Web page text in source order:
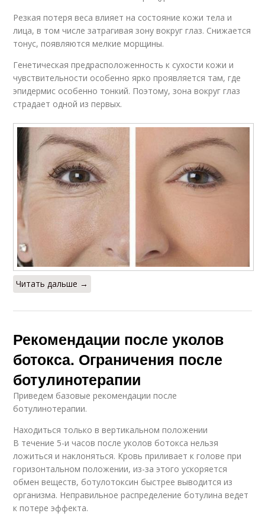
Резкая потеря веса влияет на состояние кожи тела и
лица, в том числе затрагивая зону вокруг глаз. Снижается
тонус, появляются мелкие морщины.
Генетическая предрасположенность к сухости кожи и
чувствительности особенно ярко проявляется там, где
эпидермис особенно тонкий. Поэтому, зона вокруг глаз
страдает одной из первых.
Читать дальше →
Рекомендации после уколов
ботокса. Ограничения после
ботулинотерапии
Приведем базовые рекомендации после
ботулинотерапии.
Находиться только в вертикальном положении
В течение 5-и часов после уколов ботокса нельзя
ложиться и наклоняться. Кровь приливает к голове при
горизонтальном положении, из-за этого ускоряется
обмен веществ, ботулотоксин быстрее выводится из
организма. Неправильное распределение ботулина ведет
к потере эффекта.